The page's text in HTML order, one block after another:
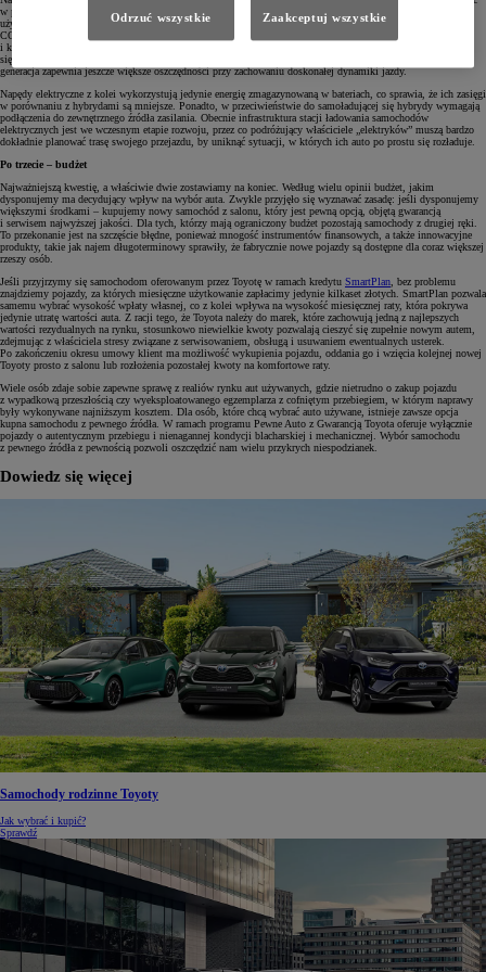
w przyszłości. Hybrydy korzystają z dwóch źródeł napędu – elektrycznego oraz spalinowego oferując swoim
użytkownikom zalety obu tych konstrukcji, takie jak duży zasięg i dobre osiągi oraz niskie spalanie i emisję
CO2. Dodatkowo, są wyposażone w automatyczne skrzynie biegów, które zapewniają cichą, płynną
i komfortową jazdę. Technologia hybrydowa Toyoty jest rozwijana nieprzerwanie od 1997 roku, co przekłada
się na potwierdzoną licznymi niezależnymi testami bezawaryjność konstrukcji, a jej najnowsza, czwarta już
generacja zapewnia jeszcze większe oszczędności przy zachowaniu doskonałej dynamiki jazdy.
Napędy elektryczne z kolei wykorzystują jedynie energię zmagazynowaną w bateriach, co sprawia, że ich zasięgi
w porównaniu z hybrydami są mniejsze. Ponadto, w przeciwieństwie do samoładującej się hybrydy wymagają
podłączenia do zewnętrznego źródła zasilania. Obecnie infrastruktura stacji ładowania samochodów
elektrycznych jest we wczesnym etapie rozwoju, przez co podróżujący właściciele „elektryków” muszą bardzo
dokładnie planować trasę swojego przejazdu, by uniknąć sytuacji, w których ich auto po prostu się rozładuje.
Po trzecie – budżet
Najważniejszą kwestię, a właściwie dwie zostawiamy na koniec. Według wielu opinii budżet, jakim
dysponujemy ma decydujący wpływ na wybór auta. Zwykle przyjęło się wyznawać zasadę: jeśli dysponujemy
większymi środkami – kupujemy nowy samochód z salonu, który jest pewną opcją, objętą gwarancją
i serwisem najwyższej jakości. Dla tych, którzy mają ograniczony budżet pozostają samochody z drugiej ręki.
To przekonanie jest na szczęście błędne, ponieważ mnogość instrumentów finansowych, a także innowacyjne
produkty, takie jak najem długoterminowy sprawiły, że fabrycznie nowe pojazdy są dostępne dla coraz większej
rzeszy osób.
Jeśli przyjrzymy się samochodom oferowanym przez Toyotę w ramach kredytu SmartPlan, bez problemu
znajdziemy pojazdy, za których miesięczne użytkowanie zapłacimy jedynie kilkaset złotych. SmartPlan pozwala
samemu wybrać wysokość wpłaty własnej, co z kolei wpływa na wysokość miesięcznej raty, która pokrywa
jedynie utratę wartości auta. Z racji tego, że Toyota należy do marek, które zachowują jedną z najlepszych
wartości rezydualnych na rynku, stosunkowo niewielkie kwoty pozwalają cieszyć się zupełnie nowym autem,
zdejmując z właściciela stresy związane z serwisowaniem, obsługą i usuwaniem ewentualnych usterek.
Po zakończeniu okresu umowy klient ma możliwość wykupienia pojazdu, oddania go i wzięcia kolejnej nowej
Toyoty prosto z salonu lub rozłożenia pozostałej kwoty na komfortowe raty.
Wiele osób zdaje sobie zapewne sprawę z realiów rynku aut używanych, gdzie nietrudno o zakup pojazdu
z wypadkową przeszłością czy wyeksploatowanego egzemplarza z cofniętym przebiegiem, w którym naprawy
były wykonywane najniższym kosztem. Dla osób, które chcą wybrać auto używane, istnieje zawsze opcja
kupna samochodu z pewnego źródła. W ramach programu Pewne Auto z Gwarancją Toyota oferuje wyłącznie
pojazdy o autentycznym przebiegu i nienagannej kondycji blacharskiej i mechanicznej. Wybór samochodu
z pewnego źródła z pewnością pozwoli oszczędzić nam wielu przykrych niespodzianek.
Dowiedz się więcej
Samochody rodzinne Toyoty
Jak wybrać i kupić?
Sprawdź
Odrzuć wszystkie Zaakceptuj wszystkie